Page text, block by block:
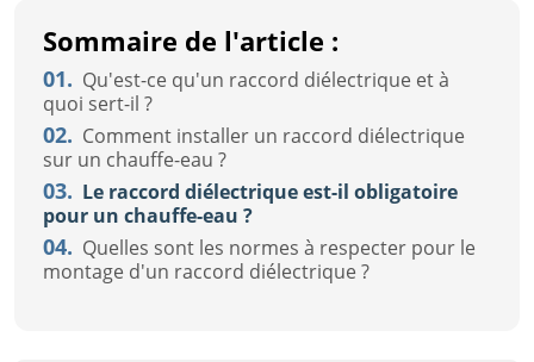
Sommaire de l'article :
01. Qu'est-ce qu'un raccord diélectrique et à
quoi sert-il ?
02. Comment installer un raccord diélectrique
sur un chauffe-eau ?
03. Le raccord diélectrique est-il obligatoire
pour un chauffe-eau ?
04. Quelles sont les normes à respecter pour le
montage d'un raccord diélectrique ?